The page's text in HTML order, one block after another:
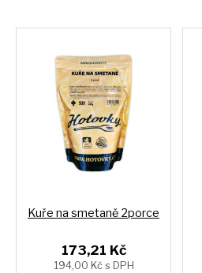
Kuře na smetaně 2porce
173,21 Kč
194,00 Kč s DPH